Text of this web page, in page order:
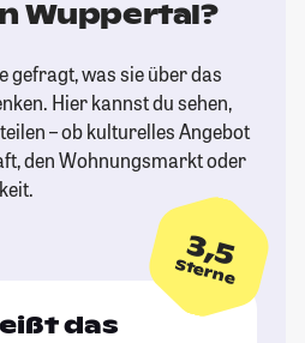
Wuppertal?
gefragt, was sie über das
Hier kannst du sehen,
– ob kulturelles Angebot
den Wohnungsmarkt oder
3,5
Sterne
das